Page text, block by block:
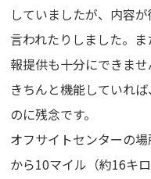
していましたが、内容
言われたりしました。
報提供も十分にできま
きちんと機能していれ
のに残念です。
オフサイトセンターの
から10マイル（約16キ